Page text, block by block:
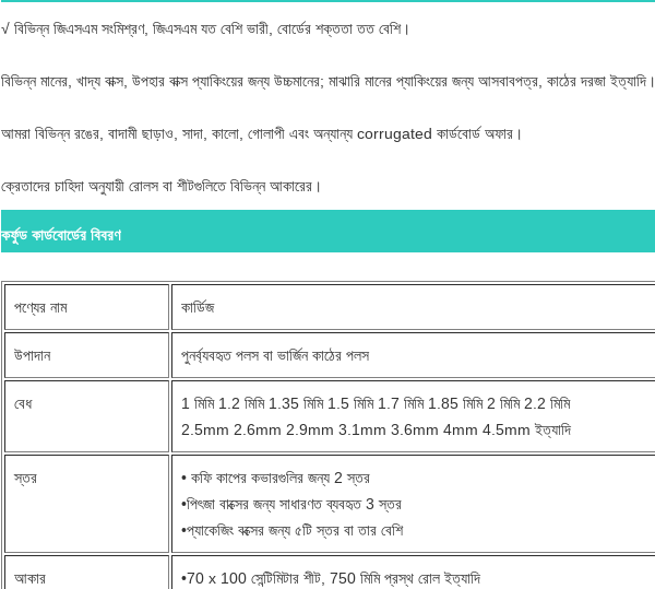
√ বিভিন্ন জিএসএম সংমিশ্রণ, জিএসএম যত বেশি ভারী, বোর্ডের শক্ততা তত বেশি।
বিভিন্ন মানের, খাদ্য বাক্স, উপহার বাক্স প্যাকিংয়ের জন্য উচ্চমানের; মাঝারি মানের প্যাকিংয়ের জন্য আসবাবপত্র, কাঠের দরজা ইত্যাদি।
আমরা বিভিন্ন রঙের, বাদামী ছাড়াও, সাদা, কালো, গোলাপী এবং অন্যান্য corrugated কার্ডবোর্ড অফার।
ক্রেতাদের চাহিদা অনুযায়ী রোলস বা শীটগুলিতে বিভিন্ন আকারের।
কর্ফুড কার্ডবোর্ডের বিবরণ
পণ্যের নাম কার্ডিজ
উপাদান পুনর্ব্যবহৃত পলস বা ভার্জিন কাঠের পলস
বেধ
1 মিমি 1.2 মিমি 1.35 মিমি 1.5 মিমি 1.7 মিমি 1.85 মিমি 2 মিমি 2.2 মিমি
2.5mm 2.6mm 2.9mm 3.1mm 3.6mm 4mm 4.5mm ইত্যাদি
স্তর
• কফি কাপের কভারগুলির জন্য 2 স্তর
•পিৎজা বাক্সের জন্য সাধারণত ব্যবহৃত 3 স্তর
•প্যাকেজিং বক্সের জন্য ৫টি স্তর বা তার বেশি
আকার •70 x 100 সেন্টিমিটার শীট, 750 মিমি প্রস্থ রোল ইত্যাদি